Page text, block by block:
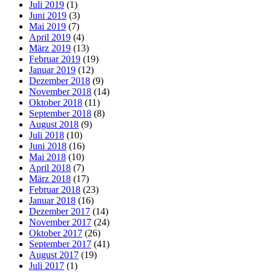
Juli 2019 (1)
Juni 2019 (3)
Mai 2019 (7)
April 2019 (4)
März 2019 (13)
Februar 2019 (19)
Januar 2019 (12)
Dezember 2018 (9)
November 2018 (14)
Oktober 2018 (11)
September 2018 (8)
August 2018 (9)
Juli 2018 (10)
Juni 2018 (16)
Mai 2018 (10)
April 2018 (7)
März 2018 (17)
Februar 2018 (23)
Januar 2018 (16)
Dezember 2017 (14)
November 2017 (24)
Oktober 2017 (26)
September 2017 (41)
August 2017 (19)
Juli 2017 (1)